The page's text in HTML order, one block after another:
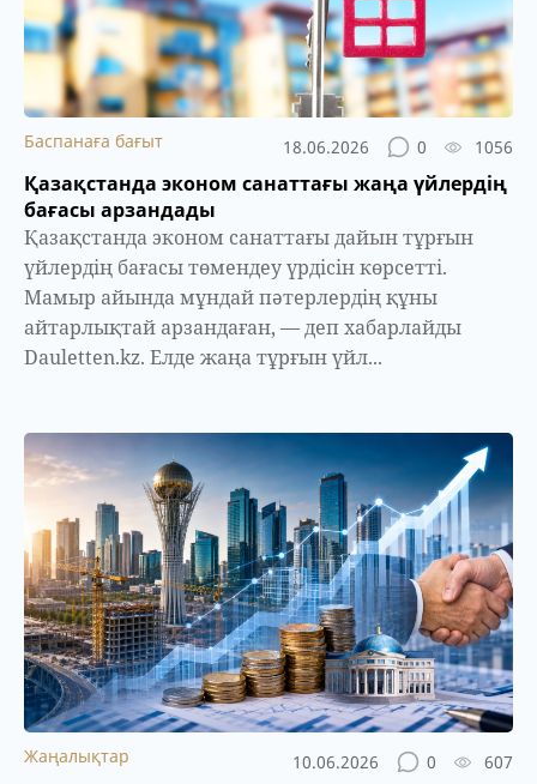
Баспанаға бағыт 18.06.2026 0 1056
Қазақстанда эконом санаттағы жаңа үйлердің
бағасы арзандады
Қазақстанда эконом санаттағы дайын тұрғын
үйлердің бағасы төмендеу үрдісін көрсетті.
Мамыр айында мұндай пәтерлердің құны
айтарлықтай арзандаған, — деп хабарлайды
Dauletten.kz. Елде жаңа тұрғын үйл...
Жаңалықтар 10.06.2026 0 607